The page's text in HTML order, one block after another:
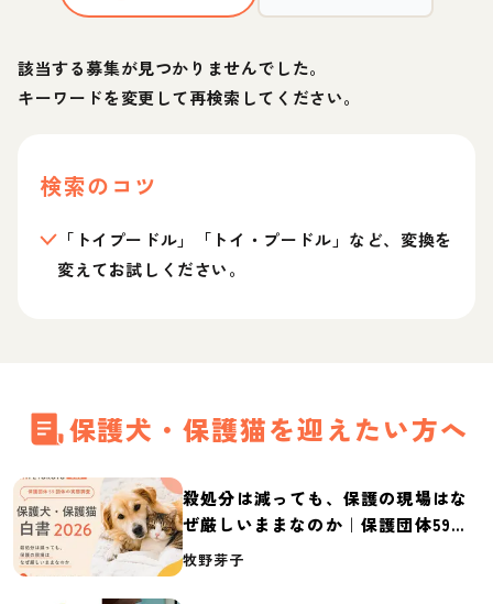
該当する募集が見つかりませんでした。
キーワードを変更して再検索してください。
検索のコツ
「トイプードル」「トイ・プードル」など、変換を
変えてお試しください。
保護犬・保護猫を迎えたい方へ
殺処分は減っても、保護の現場はな
ぜ厳しいままなのか｜保護団体59団
体の実態調査【保護犬・保護猫白書
牧野芽子